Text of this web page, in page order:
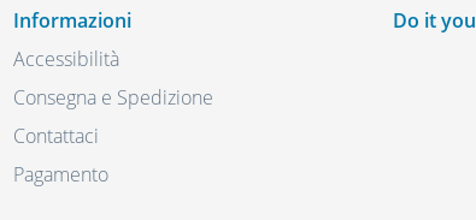
Informazioni
Accessibilità
Consegna e Spedizione
Contattaci
Pagamento
Do it